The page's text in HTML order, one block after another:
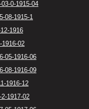
03-0-1915-04
08-1915-1
1916
1916-02
05-1916-06
08-1916-09
1916-12
2-1917-02